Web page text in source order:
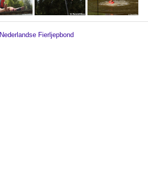
Nederlandse Fierljepbond